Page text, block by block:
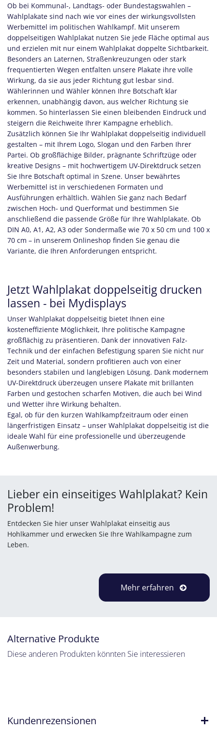
Ob bei Kommunal-, Landtags- oder Bundestagswahlen –
Wahlplakate sind nach wie vor eines der wirkungsvollsten
Werbemittel im politischen Wahlkampf. Mit unserem
doppelseitigen Wahlplakat nutzen Sie jede Fläche optimal aus
und erzielen mit nur einem Wahlplakat doppelte Sichtbarkeit.
Besonders an Laternen, Straßenkreuzungen oder stark
frequentierten Wegen entfalten unsere Plakate ihre volle
Wirkung, da sie aus jeder Richtung gut lesbar sind.
Wählerinnen und Wähler können Ihre Botschaft klar
erkennen, unabhängig davon, aus welcher Richtung sie
kommen. So hinterlassen Sie einen bleibenden Eindruck und
steigern die Reichweite Ihrer Kampagne erheblich.
Zusätzlich können Sie Ihr Wahlplakat doppelseitig individuell
gestalten – mit Ihrem Logo, Slogan und den Farben Ihrer
Partei. Ob großflächige Bilder, prägnante Schriftzüge oder
kreative Designs – mit hochwertigem UV-Direktdruck setzen
Sie Ihre Botschaft optimal in Szene. Unser bewährtes
Werbemittel ist in verschiedenen Formaten und
Ausführungen erhältlich. Wählen Sie ganz nach Bedarf
zwischen Hoch- und Querformat und bestimmen Sie
anschließend die passende Größe für Ihre Wahlplakate. Ob
DIN A0, A1, A2, A3 oder Sondermaße wie 70 x 50 cm und 100 x
70 cm – in unserem Onlineshop finden Sie genau die
Variante, die Ihren Anforderungen entspricht.
Jetzt Wahlplakat doppelseitig drucken
lassen - bei Mydisplays
Unser Wahlplakat doppelseitig bietet Ihnen eine
kosteneffiziente Möglichkeit, Ihre politische Kampagne
großflächig zu präsentieren. Dank der innovativen Falz-
Technik und der einfachen Befestigung sparen Sie nicht nur
Zeit und Material, sondern profitieren auch von einer
besonders stabilen und langlebigen Lösung. Dank modernem
UV-Direktdruck überzeugen unsere Plakate mit brillanten
Farben und gestochen scharfen Motiven, die auch bei Wind
und Wetter ihre Wirkung behalten.
Egal, ob für den kurzen Wahlkampfzeitraum oder einen
längerfristigen Einsatz – unser Wahlplakat doppelseitig ist die
ideale Wahl für eine professionelle und überzeugende
Außenwerbung.
Lieber ein einseitiges Wahlplakat? Kein
Problem!
Entdecken Sie hier unser Wahlplakat einseitig aus
Hohlkammer und erwecken Sie Ihre Wahlkampagne zum
Leben.
Mehr erfahren
Alternative Produkte
Diese anderen Produkten könnten Sie interessieren
Kundenrezensionen